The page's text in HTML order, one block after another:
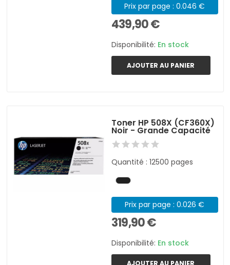
Prix par page : 0.046 €
439,90 €
Disponibilité: En stock
AJOUTER AU PANIER
Toner HP 508X (CF360X)
Noir - Grande Capacité
Quantité : 12500 pages
Prix par page : 0.026 €
319,90 €
Disponibilité: En stock